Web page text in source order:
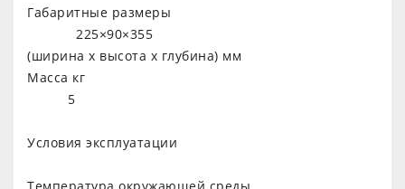
Габаритные размеры
225×90×355
(ширина х высота х глубина) мм
Масса кг
5
Условия эксплуатации